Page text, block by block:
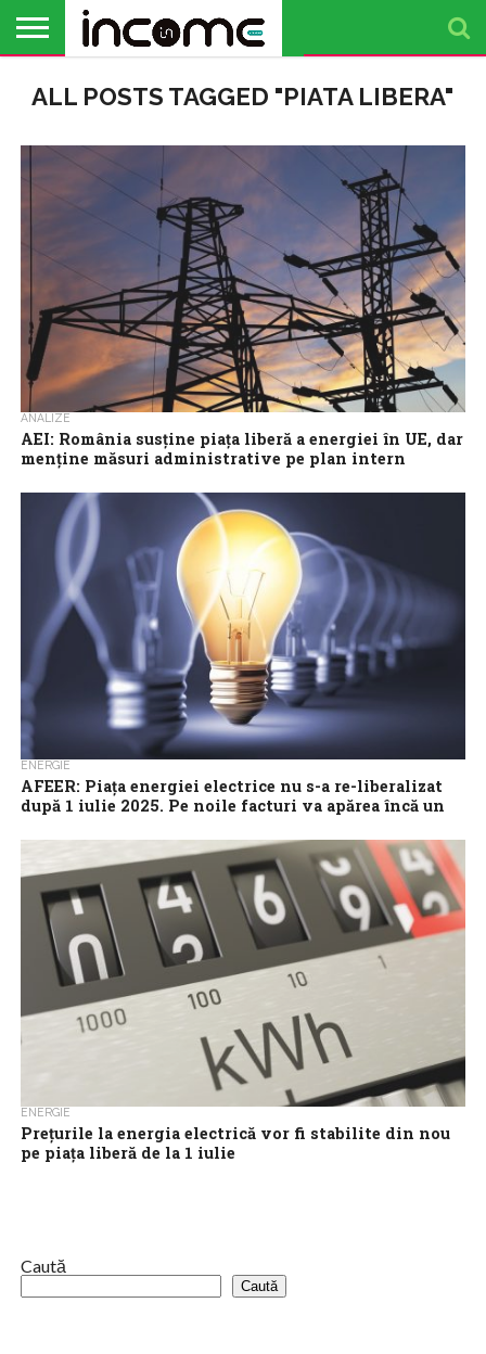
PROFIL DE
ANTREPRENOR
BUSINESS
ANALIZE
OPINII
FINANȚE
PERSONALE
TIMP
LIBER
ALL POSTS TAGGED "PIATA LIBERA"
ANALIZE
AEI: România susține piața liberă a energiei în UE, dar
menține măsuri administrative pe plan intern
energiei, decarbonizarea și dezvoltarea rețelelor, însă pe plan
intern continuă să aplice...
ENERGIE
AFEER: Piaţa energiei electrice nu s-a re-liberalizat
după 1 iulie 2025. Pe noile facturi va apărea încă un
Piaţa energiei electrice nu s-a re-liberalizat după 1 iulie 2025,
atrage atenţia Asociaţia Furnizorilor de Energie din Romania
(AFEER), care precizează că...
ENERGIE
Prețurile la energia electrică vor fi stabilite din nou
pe piața liberă de la 1 iulie
Caută
Caută